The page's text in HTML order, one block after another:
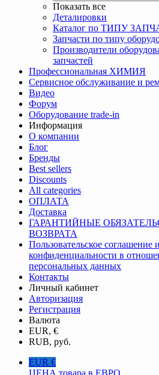
Показать все
Деталировки
Каталог по ТИПУ
Запчасти по типу
Производители
запчастей
Профессиональная ХИМИЯ
Сервисное обслуживание и
Видео
Форум
Оборудование trade-in
Информация
О компании
Блог
Бренды
Best sellers
Discounts
All categories
ОПЛАТА
Доставка
ГАРАНТИЙНЫЕ
ВОЗВРАТА
Пользовательское соглашение
конфиденциальности в
персональных данных
Контакты
Личный кабинет
Авторизация
Регистрация
Валюта
EUR, €
RUB, руб.
EUR €
ЦЕНА товара в ЕВРО